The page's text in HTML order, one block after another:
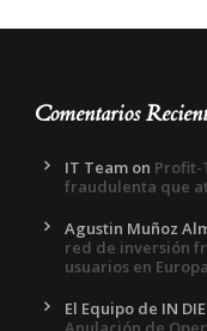
Comentarios
IT Team on Profit-
fraudulenta que
Agustin Muñoz
red de inversión
usuarios en Europa
El Equipo de IN